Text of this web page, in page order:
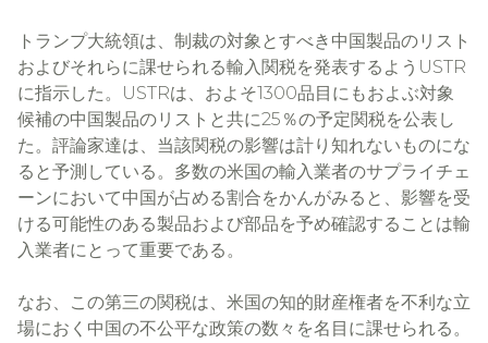
トランプ大統領は、制裁の対象とすべき中国製品のリスト
およびそれらに課せられる輸入関税を発表するようUSTR
に指示した。USTRは、およそ1300品目にもおよぶ対象
候補の中国製品のリストと共に25％の予定関税を公表し
た。評論家達は、当該関税の影響は計り知れないものにな
ると予測している。多数の米国の輸入業者のサプライチェ
ーンにおいて中国が占める割合をかんがみると、影響を受
ける可能性のある製品および部品を予め確認することは輸
入業者にとって重要である。
なお、この第三の関税は、米国の知的財産権者を不利な立
場におく中国の不公平な政策の数々を名目に課せられる。